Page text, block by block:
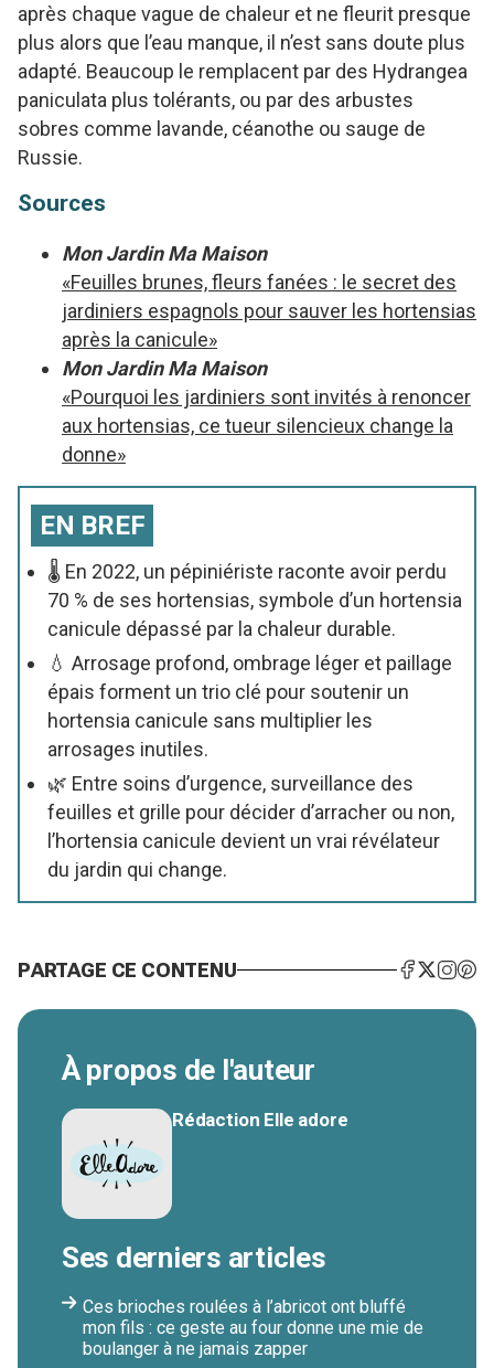
après chaque vague de chaleur et ne fleurit presque
plus alors que l’eau manque, il n’est sans doute plus
adapté. Beaucoup le remplacent par des Hydrangea
paniculata plus tolérants, ou par des arbustes
sobres comme lavande, céanothe ou sauge de
Russie.
Sources
Mon Jardin Ma Maison
«Feuilles brunes, fleurs fanées : le secret des
jardiniers espagnols pour sauver les hortensias
après la canicule»
Mon Jardin Ma Maison
«Pourquoi les jardiniers sont invités à renoncer
aux hortensias, ce tueur silencieux change la
donne»
EN BREF
🌡️ En 2022, un pépiniériste raconte avoir perdu
70 % de ses hortensias, symbole d’un hortensia
canicule dépassé par la chaleur durable.
💧 Arrosage profond, ombrage léger et paillage
épais forment un trio clé pour soutenir un
hortensia canicule sans multiplier les
arrosages inutiles.
🌿 Entre soins d’urgence, surveillance des
feuilles et grille pour décider d’arracher ou non,
l’hortensia canicule devient un vrai révélateur
du jardin qui change.
PARTAGE CE CONTENU
À propos de l'auteur
Rédaction Elle adore
Ses derniers articles
Ces brioches roulées à l’abricot ont bluffé
mon fils : ce geste au four donne une mie de
boulanger à ne jamais zapper